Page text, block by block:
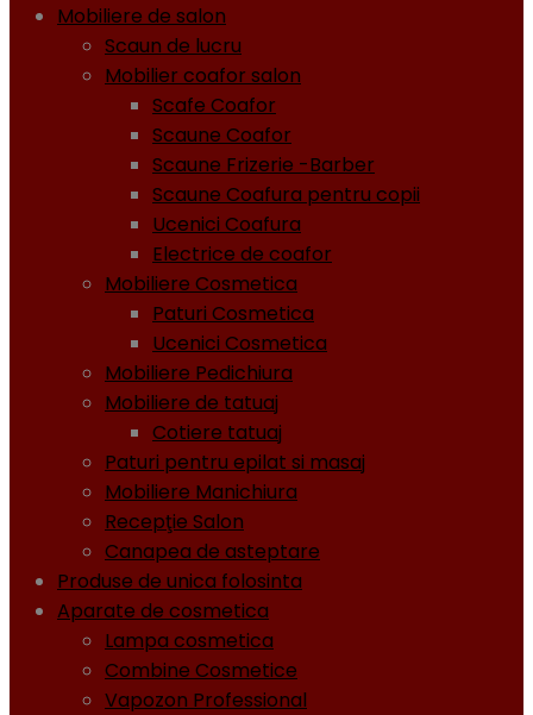
Mobiliere de salon
Scaun de lucru
Mobilier coafor salon
Scafe Coafor
Scaune Coafor
Scaune Frizerie -Barber
Scaune Coafura pentru copii
Ucenici Coafura
Electrice de coafor
Mobiliere Cosmetica
Paturi Cosmetica
Ucenici Cosmetica
Mobiliere Pedichiura
Mobiliere de tatuaj
Cotiere tatuaj
Paturi pentru epilat si masaj
Mobiliere Manichiura
Recepţie Salon
Canapea de asteptare
Produse de unica folosinta
Aparate de cosmetica
Lampa cosmetica
Combine Cosmetice
Vapozon Professional